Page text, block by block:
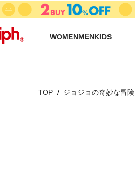
WOMENMENKIDS
TOP ジョジョの奇妙な冒険